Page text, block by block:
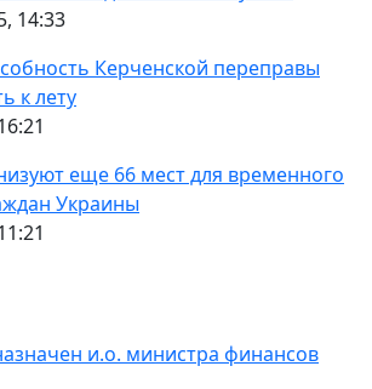
14:33
Керченской переправы
к лету
еще 66 мест для временного
Украины
и.о. министра финансов